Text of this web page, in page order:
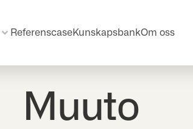
ReferenscaseKunskapsbankOm oss
Muuto